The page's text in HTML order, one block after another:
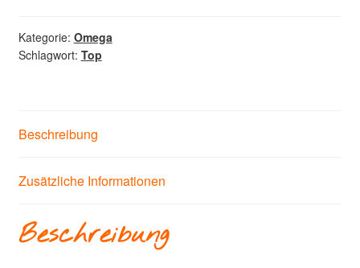
Kategorie: Omega
Schlagwort: Top
Beschreibung
Zusätzliche Informationen
Beschreibung